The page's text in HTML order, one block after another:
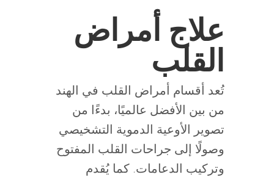
علاج أمراض
القلب
تُعد أقسام أمراض القلب في الهند
من بين الأفضل عالميًا، بدءًا من
تصوير الأوعية الدموية التشخيصي
وصولًا إلى جراحات القلب المفتوح
وتركيب الدعامات. كما يُقدم